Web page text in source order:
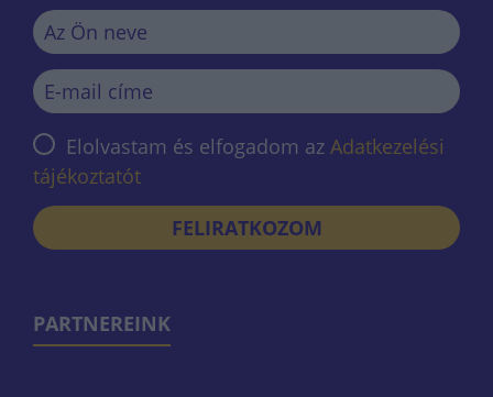
Elolvastam és elfogadom az Adatkezelési
tájékoztatót
FELIRATKOZOM
PARTNEREINK